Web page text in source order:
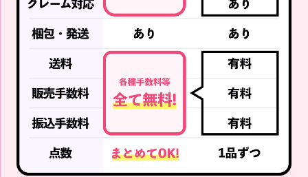
買取強化中!! 買取強化中!!
RIIZE SOHEE 2024 RIIZE F
AN CON RIIZING DAY FINA
LE 40CM DOLL ぬいぐるみ
ソヒ トルビョン
RIIZE
RIIZE SOHEE EVERLAND
EVERRIIZE RING 指輪 リン
グ